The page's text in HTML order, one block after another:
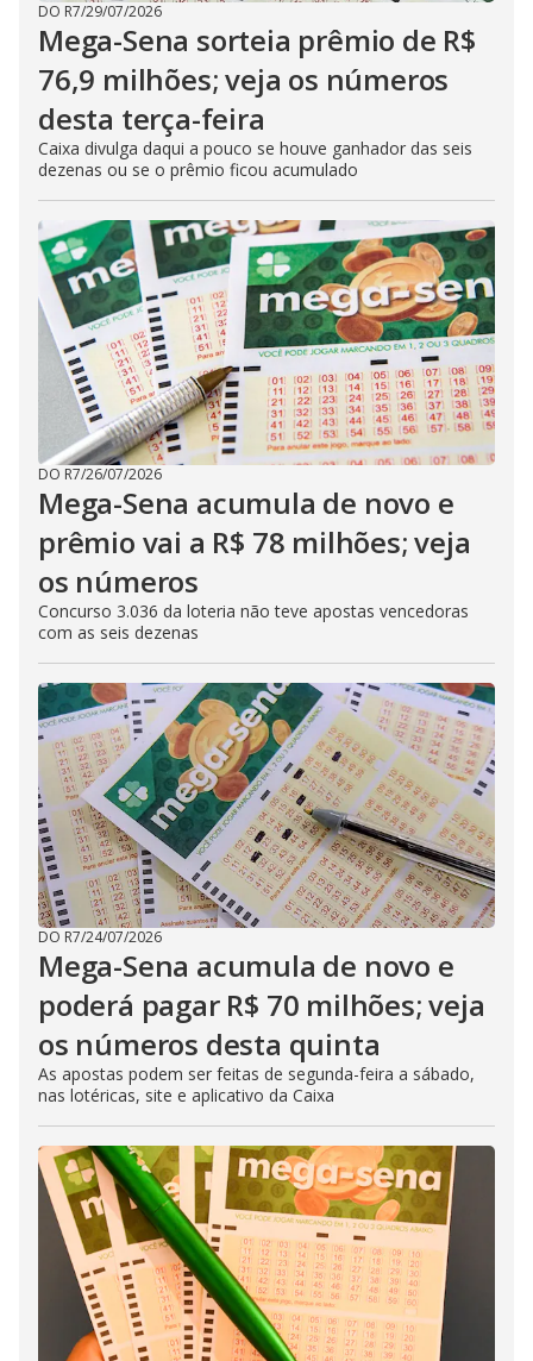
DO R7/29/07/2026
Mega-Sena sorteia prêmio de R$
76,9 milhões; veja os números
desta terça-feira
Caixa divulga daqui a pouco se houve ganhador das seis
dezenas ou se o prêmio ficou acumulado
DO R7/26/07/2026
Mega-Sena acumula de novo e
prêmio vai a R$ 78 milhões; veja
os números
Concurso 3.036 da loteria não teve apostas vencedoras
com as seis dezenas
DO R7/24/07/2026
Mega-Sena acumula de novo e
poderá pagar R$ 70 milhões; veja
os números desta quinta
As apostas podem ser feitas de segunda-feira a sábado,
nas lotéricas, site e aplicativo da Caixa